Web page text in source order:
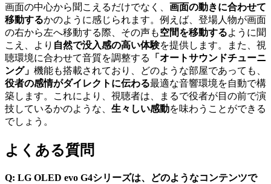
画面の中心から聞こえるだけでなく、 画面の動きに合わせて
移動するかのように感じられます。例えば、登場人物が画面
の右から左へ移動する際、その声も空間を移動するように聞
こえ、より 自然で没入感の高い体験を提供します。また、視
聴環境に合わせて音質を調整する
「オートサウンドチューニ
ング」 機能も搭載されており、どのような部屋であっても、
役者の感情がダイレクトに伝わる最適な音響環境を自動で構
築します。これにより、視聴者は、まるで役者が目の前で演
技しているかのような、 生々しい感動を味わうことができる
でしょう。
よくある質問
Q: LG OLED evo G4シリーズは、どのようなコンテンツで